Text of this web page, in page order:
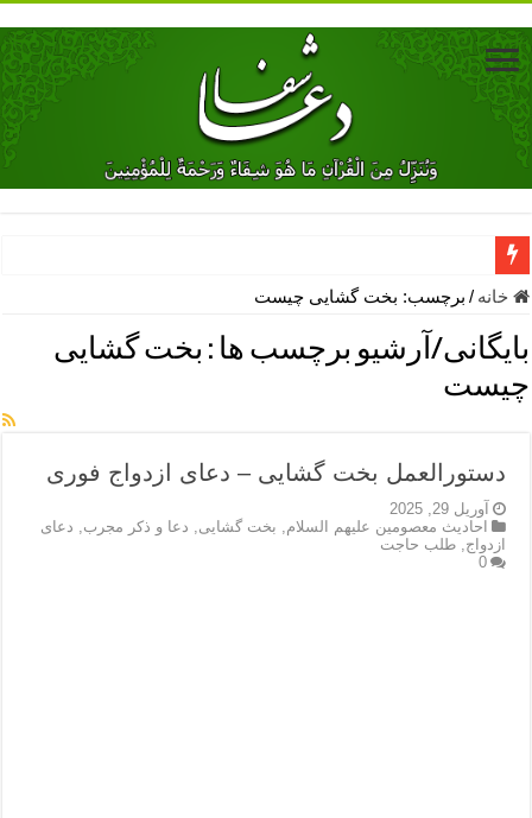
دعای جلب محبت فوری معشوق – دعای جلب محبت شوهر
دعای مشکل گشا برای رفع فقر – ذکرهای روزی‌ بخش
مهم ترین اذکار الهی و فضیلت آن ها – ذکر مخصوص مستجاب الدعوه
دعا برای ترس بچه ها در خواب – دعای ترس و بی خوابی کودکان
نماز حاجت برای کار گشایی- دعای رفع مشکلات و طلب حاجت
دعای رفع فقر و طلب رزق و روزی – آیه‌ جلب ثروت و برکت مال
خانه / برچسب: بخت گشایی چیست
بایگانی/آرشیو برچسب ها : بخت گشایی
چیست
دستورالعمل بخت گشایی – دعای ازدواج فوری
آوریل 29, 2025
احادیث معصومین علیهم السلام
بخت گشایی دعا و ذکر مجرب
دعای
ازدواج ,طلب حاجت
0